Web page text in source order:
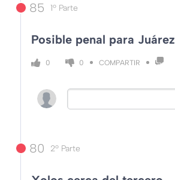
85 1º Parte
Posible penal para Juárez
0 0 COMPARTIR
80 2º Parte